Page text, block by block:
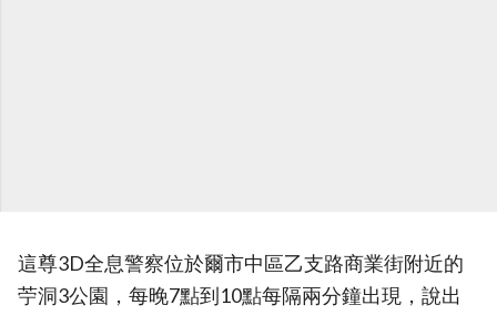
這尊3D全息警察位於爾市中區乙支路商業街附近的
苧洞3公園，每晚7點到10點每隔兩分鐘出現，說出